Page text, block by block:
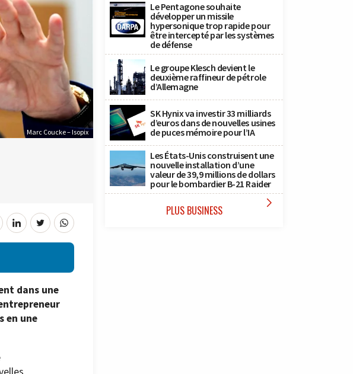
Marc Coucke – Isopix
dans une
en une
Le Pentagone souhaite
développer un missile
hypersonique trop rapide pour
être intercepté par les systèmes
de défense
Le groupe Klesch devient le
deuxième raffineur de pétrole
d’Allemagne
SK Hynix va investir 33 milliards
d’euros dans de nouvelles usines
de puces mémoire pour l’IA
Les États-Unis construisent une
nouvelle installation d’une
valeur de 39,9 millions de dollars
pour le bombardier B-21 Raider
PLUS BUSINESS 